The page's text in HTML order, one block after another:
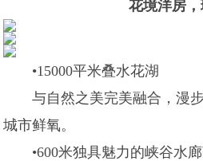
花境洋房
•15000平米叠水花湖
与自然之美完美融合，漫
城市鲜氧。
•600米独具魅力的峡谷水